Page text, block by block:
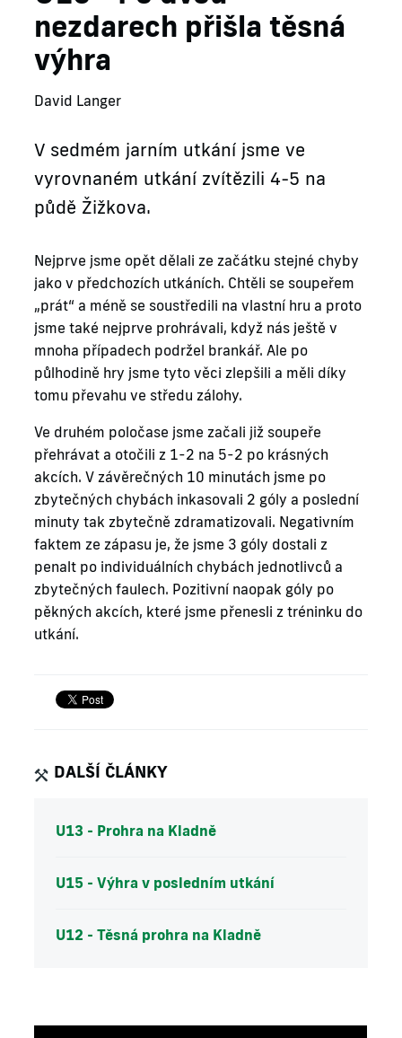
nezdarech přišla těsná
výhra
David Langer
​V sedmém jarním utkání jsme ve
vyrovnaném utkání zvítězili 4-5 na
půdě Žižkova.
Nejprve jsme opět dělali ze začátku stejné chyby
jako v předchozích utkáních. Chtěli se soupeřem
„prát“ a méně se soustředili na vlastní hru a proto
jsme také nejprve prohrávali, když nás ještě v
mnoha případech podržel brankář. Ale po
půlhodině hry jsme tyto věci zlepšili a měli díky
tomu převahu ve středu zálohy.
Ve druhém poločase jsme začali již soupeře
přehrávat a otočili z 1-2 na 5-2 po krásných
akcích. V závěrečných 10 minutách jsme po
zbytečných chybách inkasovali 2 góly a poslední
minuty tak zbytečně zdramatizovali. Negativním
faktem ze zápasu je, že jsme 3 góly dostali z
penalt po individuálních chybách jednotlivců a
zbytečných faulech. Pozitivní naopak góly po
pěkných akcích, které jsme přenesli z tréninku do
utkání.
DALŠÍ ČLÁNKY
U13 - Prohra na Kladně
U15 - Výhra v posledním utkání
U12 - Těsná prohra na Kladně